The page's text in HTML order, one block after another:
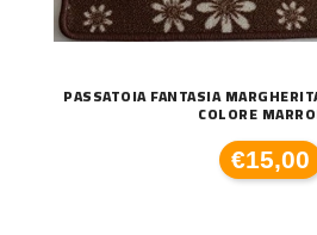
PASSATOIA FANTASIA
COLORE
€15,00